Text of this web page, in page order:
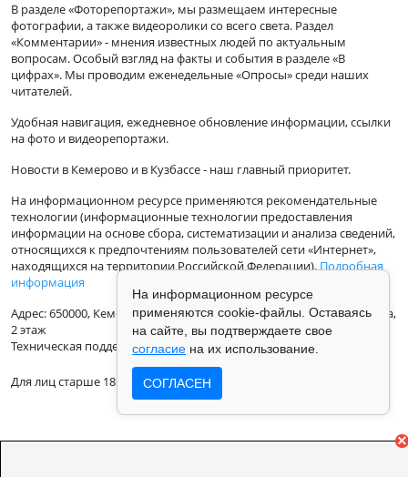
В разделе «Фоторепортажи», мы размещаем интересные
фотографии, а также видеоролики со всего света. Раздел
«Комментарии» - мнения известных людей по актуальным
вопросам. Особый взгляд на факты и события в разделе «В
цифрах». Мы проводим еженедельные «Опросы» среди наших
читателей.
Удобная навигация, ежедневное обновление информации, ссылки
на фото и видеорепортажи.
Новости в Кемерово и в Кузбассе - наш главный приоритет.
На информационном ресурсе применяются рекомендательные
технологии (информационные технологии предоставления
информации на основе сбора, систематизации и анализа сведений,
относящихся к предпочтениям пользователей сети «Интернет»,
находящихся на территории Российской Федерации).Подробная
информация
Адрес: 650000, Кемеровская Область, г.Кемерово, ул.Кузбасская 33а,
2 этаж
Техническая поддержка: support@vse42.ru
Для лиц старше 18 лет.
На информационном ресурсе
применяются cookie-файлы. Оставаясь
на сайте, вы подтверждаете свое
согласие на их использование.
СОГЛАСЕН